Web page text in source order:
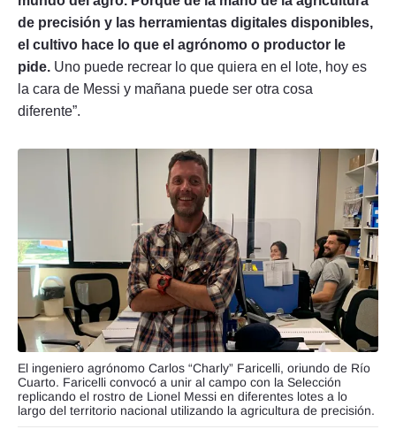
de precisión y las herramientas digitales disponibles,
el cultivo hace lo que el agrónomo o productor le
pide. Uno puede recrear lo que quiera en el lote, hoy es
la cara de Messi y mañana puede ser otra cosa
diferente”.
El ingeniero agrónomo Carlos “Charly” Faricelli, oriundo de Río
Cuarto. Faricelli convocó a unir al campo con la Selección
replicando el rostro de Lionel Messi en diferentes lotes a lo
largo del territorio nacional utilizando la agricultura de precisión.